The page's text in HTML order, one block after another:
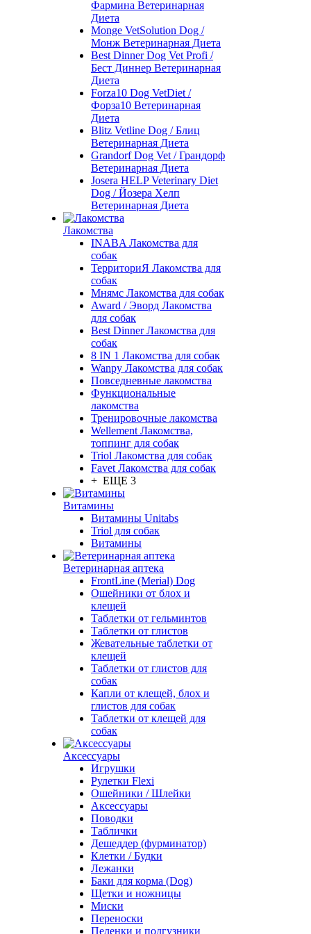
Фармина Ветеринарная
Диета
Monge VetSolution Dog /
Монж Ветеринарная Диета
Best Dinner Dog Vet Profi /
Бест Диннер Ветеринарная
Диета
Forza10 Dog VetDiet /
Форза10 Ветеринарная
Диета
Blitz Vetline Dog / Блиц
Ветеринарная Диета
Grandorf Dog Vet / Грандорф
Ветеринарная Диета
Josera HELP Veterinary Diet
Dog / Йозера Хелп
Ветеринарная Диета
Лакомства
INABA Лакомства для
собак
ТерриториЯ Лакомства для
собак
Мнямс Лакомства для собак
Award / Эворд Лакомства
для собак
Best Dinner Лакомства для
собак
8 IN 1 Лакомства для собак
Wanpy Лакомства для собак
Повседневные лакомства
Функциональные
лакомства
Тренировочные лакомства
Wellement Лакомства,
топпинг для собак
Triol Лакомства для собак
Favet Лакомства для собак
+ ЕЩЕ 3
Витамины
Витамины Unitabs
Triol для собак
Витамины
Ветеринарная аптека
FrontLine (Merial) Dog
Ошейники от блох и
клещей
Таблетки от гельминтов
Таблетки от глистов
Жевательные таблетки от
клещей
Таблетки от глистов для
собак
Капли от клещей, блох и
глистов для собак
Таблетки от клещей для
собак
Аксессуары
Игрушки
Рулетки Flexi
Ошейники / Шлейки
Аксессуары
Поводки
Таблички
Дешеддер (фурминатор)
Клетки / Будки
Лежанки
Баки для корма (Dog)
Щетки и ножницы
Миски
Переноски
Пеленки и подгузники